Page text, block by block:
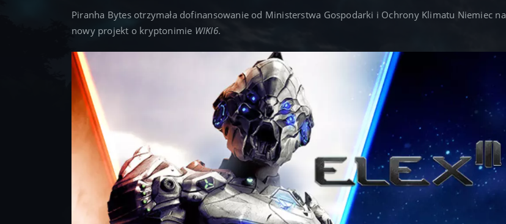
Piranha Bytes otrzymała dofinansowanie od Ministerstwa Gospodarki i Ochrony Klimatu Niemiec na
nowy projekt o kryptonimie WIKI6.